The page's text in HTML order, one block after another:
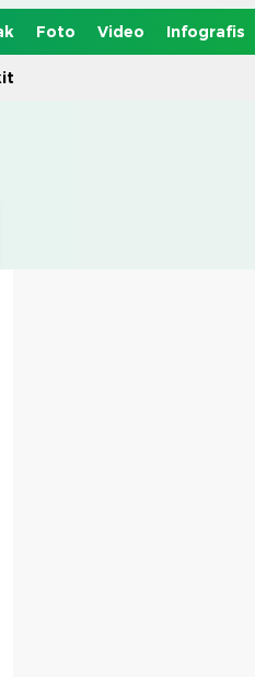
Foto Video Infografis